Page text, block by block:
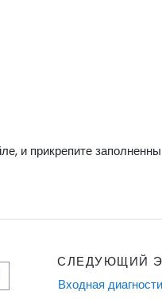
и прикрепите
СЛЕДУЮЩИЙ
Входная